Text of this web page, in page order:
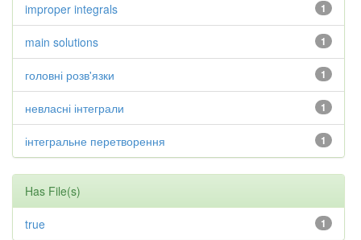
1
improper integrals
1
main solutions
1
головні розв'язки
1
невласні інтеграли
1
інтегральне перетворення
Has File(s)
1
true